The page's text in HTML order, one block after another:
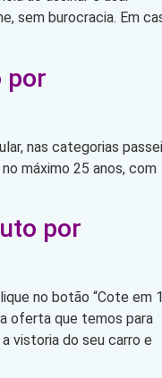
sem burocracia. Em
por
nas categorias
máximo 25 anos, com
por
no botão “Cote em 1
oferta que temos para
vistoria do seu carro e